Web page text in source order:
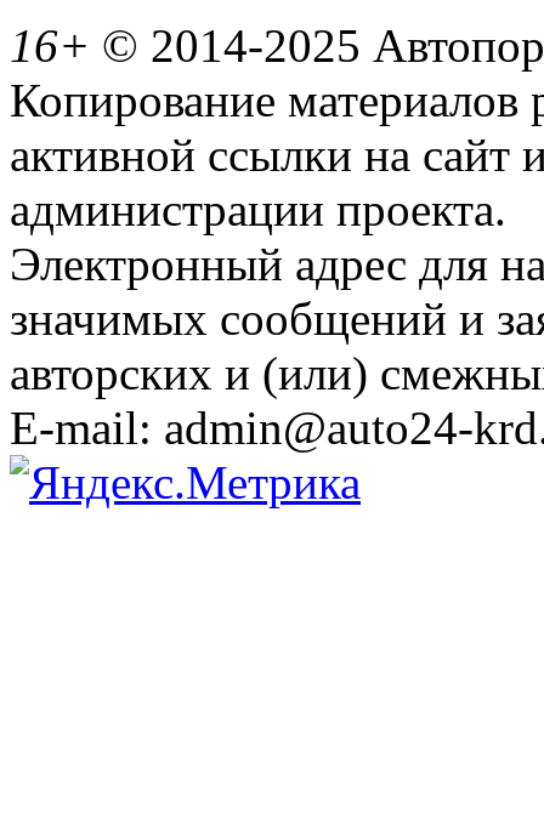
16+ © 2014-2025
Копирование материалов
активной ссылки на сайт
администрации проекта.
Электронный адрес для
значимых сообщений и
авторских и (или)
E-mail: admin@auto24-